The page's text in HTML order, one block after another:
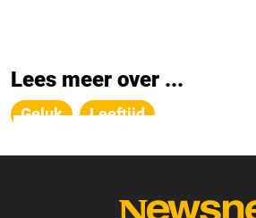
Lees meer over ...
Geluk Leeftijd